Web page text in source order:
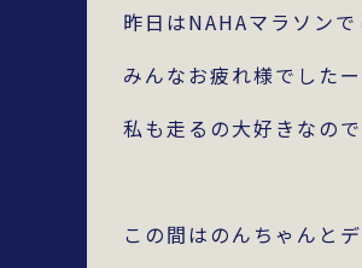
昨日はNAHAマラソンで
みんなお疲れ様でしたー
私も走るの大好きなの
この間はのんちゃんと